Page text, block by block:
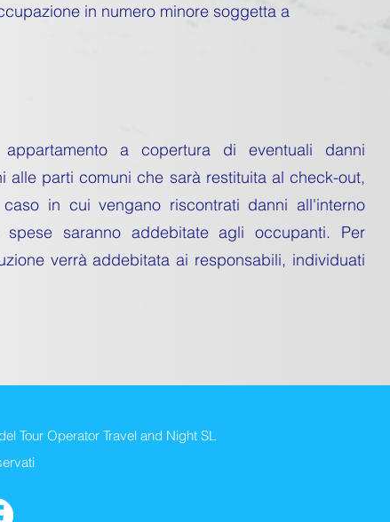
in numero minore soggetta a
a copertura di eventuali danni
parti comuni che sarà restituita al check-out,
in cui vengano riscontrati danni all'interno
saranno addebitate agli occupanti. Per
verrà addebitata ai responsabili, individuati
Tour Operator Travel and Night SL